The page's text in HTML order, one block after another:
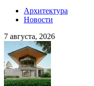
Архитектура
Новости
7 августа, 2026